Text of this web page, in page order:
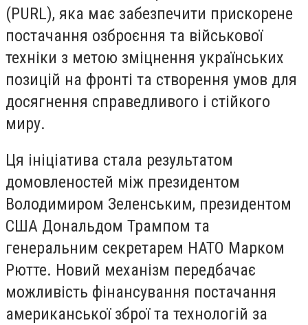
(PURL), яка має забезпечити прискорене
постачання озброєння та військової
техніки з метою зміцнення українських
позицій на фронті та створення умов для
досягнення справедливого і стійкого
миру.
Ця ініціатива стала результатом
домовленостей між президентом
Володимиром Зеленським, президентом
США Дональдом Трампом та
генеральним секретарем НАТО Марком
Рютте. Новий механізм передбачає
можливість фінансування постачання
американської зброї та технологій за